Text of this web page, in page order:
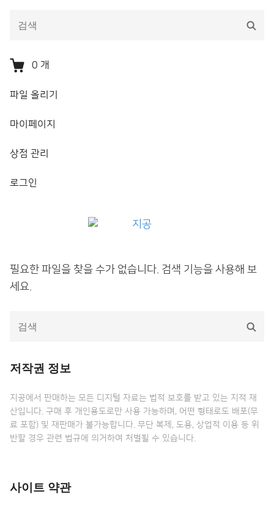
음
검
색:
검
0 개
파일 올리기
마이페이지
상점 관리
로그인
필요한 파일을 찾을 수가 없습니다. 검색 기능을 사용해 보
세요.
음
검
색:
검
저작권 정보
지공에서 판매하는 모든 디지털 자료는 법적 보호를 받고 있는 지적 재
산입니다. 구매 후 개인용도로만 사용 가능하며, 어떤 형태로도 배포(무
료 포함) 및 재판매가 불가능합니다. 무단 복제, 도용, 상업적 이용 등 위
반할 경우 관련 법규에 의거하여 처벌될 수 있습니다.
사이트 약관